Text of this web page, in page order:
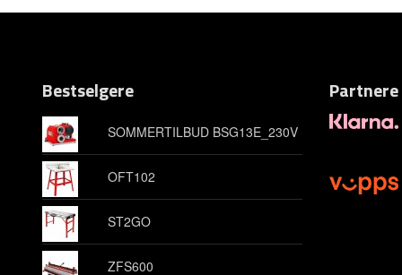
Bestselgere
SOMMERTILBUD BSG13E_230V
OFT102
ST2GO
ZFS600
Partnere